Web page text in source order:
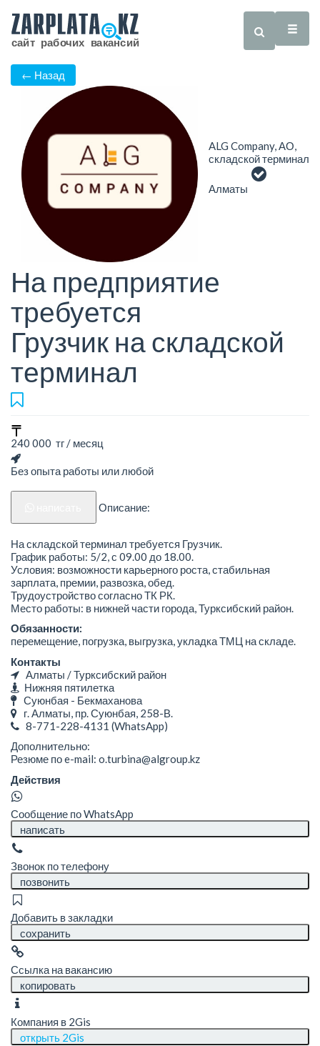
← Назад
ALG Company, АО,
складской терминал
Алматы
На предприятие
требуется
Грузчик на складской
терминал
240 000 тг / месяц
Без опыта работы или любой
Описание:
На складской терминал требуется Грузчик.
График работы: 5/2, с 09.00 до 18.00.
Условия: возможности карьерного роста, стабильная
зарплата, премии, развозка, обед.
Трудоустройство согласно ТК РК.
Место работы: в нижней части города, Турксибский район.
Обязанности:
перемещение, погрузка, выгрузка, укладка ТМЦ на складе.
Контакты
Алматы / Турксибский район
Нижняя пятилетка
Суюнбая - Бекмаханова
г. Алматы, пр. Суюнбая, 258-В.
8-771-228-4131 (WhatsApp)
Дополнительно:
Резюме по e-mail: o.turbina@algroup.kz
Действия
Сообщение по WhatsApp
написать
Звонок по телефону
позвонить
Добавить в закладки
сохранить
Ссылка на вакансию
копировать
Компания в 2Gis
открыть 2Gis